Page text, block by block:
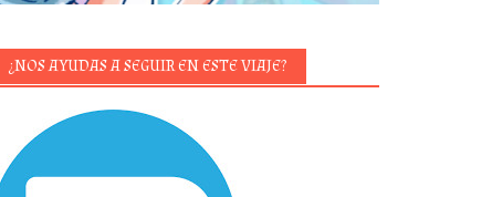
¿NOS AYUDAS A SEGUIR EN ESTE VIAJE?